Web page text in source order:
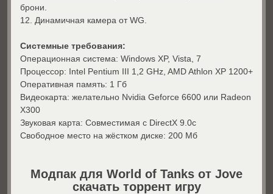
брони.
12. Динамичная камера от WG.
Системные требования:
Операционная система: Windows XP, Vista, 7
Процессор: Intel Pentium III 1,2 GHz, AMD Athlon XP 1200+
Оперативная память: 1 Гб
Видеокарта: желательно Nvidia Geforce 6600 или Radeon
Х300
Звуковая карта: Совместимая с DirectX 9.0c
Свободное место на жёстком диске: 200 Мб
Модпак для World of Tanks от Jove
скачать торрент игру